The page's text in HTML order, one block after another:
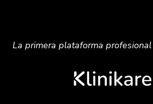
La primera plataforma